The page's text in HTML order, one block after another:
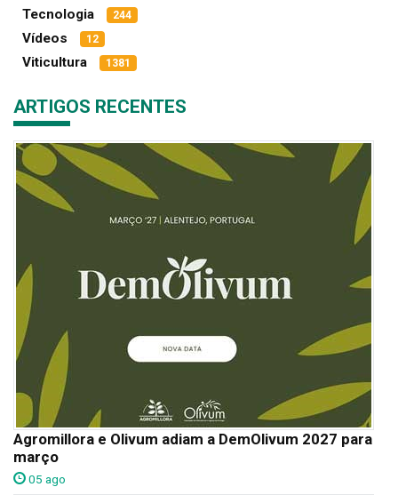
Tecnologia 244
Vídeos 12
Viticultura 1381
ARTIGOS RECENTES
Agromillora e Olivum adiam a DemOlivum 2027 para
março
05 ago